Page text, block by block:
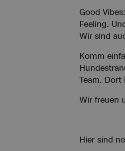
Good
Feeling.
Wir sind
Komm
Team.
Wir freuen
Hier sind